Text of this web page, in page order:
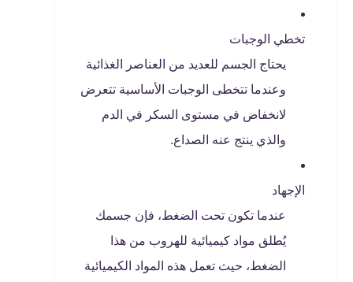
تخطي الوجبات
يحتاج الجسم للعديد من العناصر الغذائية
وعندما تتخطى الوجبات الأساسية تتعرض
لانخفاض في مستوى السكر في الدم
والذي ينتج عنه الصداع.
الإجهاد
عندما تكون تحت الضغط، فإن جسمك
يُطلق مواد كيميائية للهروب من هذا
الضغط، حيث تعمل هذه المواد الكيميائية